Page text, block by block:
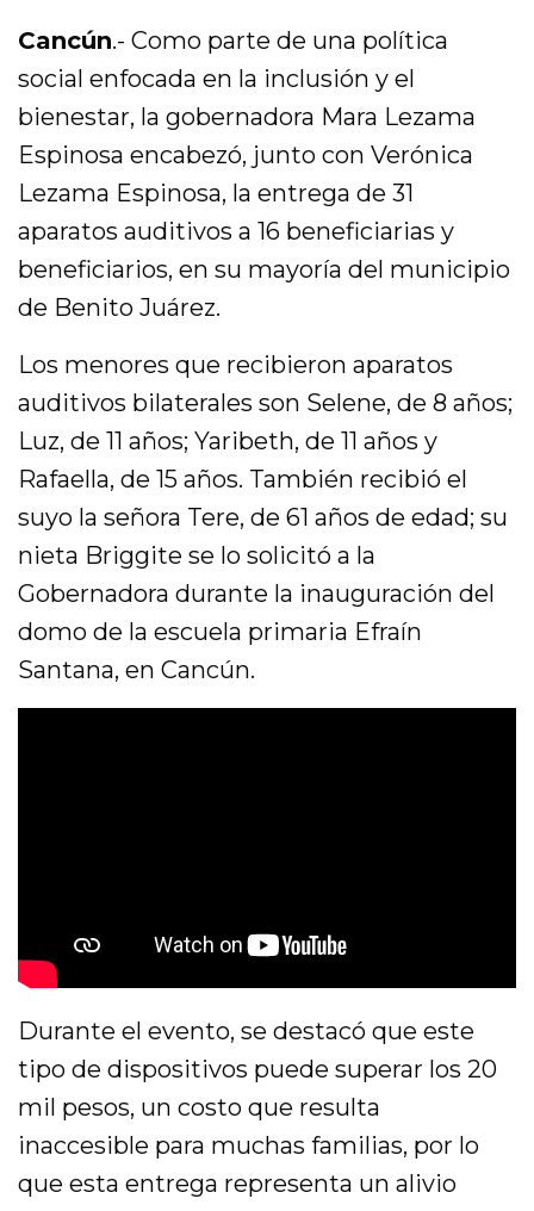
Cancún.- Como parte de una política
social enfocada en la inclusión y el
bienestar, la gobernadora Mara Lezama
Espinosa encabezó, junto con Verónica
Lezama Espinosa, la entrega de 31
aparatos auditivos a 16 beneficiarias y
beneficiarios, en su mayoría del municipio
de Benito Juárez.
Los menores que recibieron aparatos
auditivos bilaterales son Selene, de 8 años;
Luz, de 11 años; Yaribeth, de 11 años y
Rafaella, de 15 años. También recibió el
suyo la señora Tere, de 61 años de edad; su
nieta Briggite se lo solicitó a la
Gobernadora durante la inauguración del
domo de la escuela primaria Efraín
Santana, en Cancún.
Durante el evento, se destacó que este
tipo de dispositivos puede superar los 20
mil pesos, un costo que resulta
inaccesible para muchas familias, por lo
que esta entrega representa un alivio